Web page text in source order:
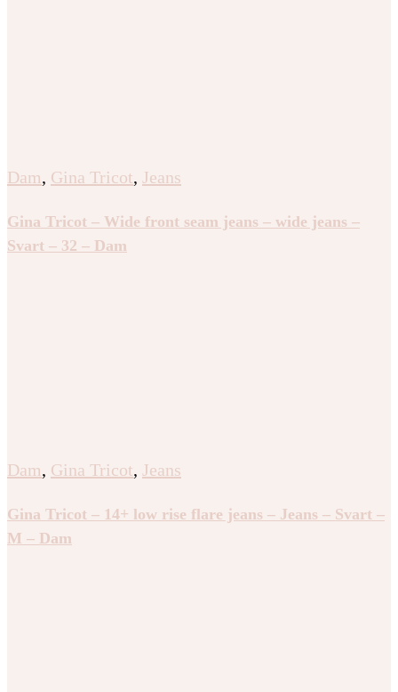
Dam, Gina Tricot, Jeans
Gina Tricot – Wide front seam jeans – wide jeans –
Svart – 32 – Dam
Dam, Gina Tricot, Jeans
Gina Tricot – 14+ low rise flare jeans – Jeans – Svart –
M – Dam